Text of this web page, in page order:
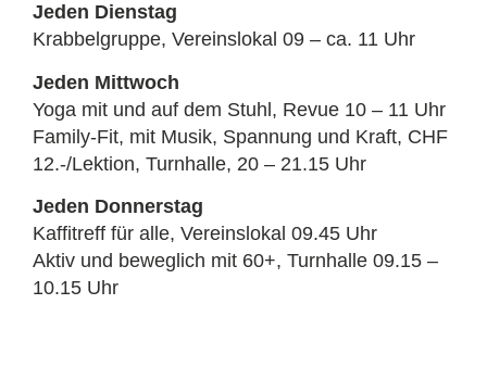
Jeden Dienstag
Krabbelgruppe, Vereinslokal 09 – ca. 11 Uhr
Jeden Mittwoch
Yoga mit und auf dem Stuhl, Revue 10 – 11 Uhr
Family-Fit, mit Musik, Spannung und Kraft, CHF
12.-/Lektion, Turnhalle, 20 – 21.15 Uhr
Jeden Donnerstag
Kaffitreff für alle, Vereinslokal 09.45 Uhr
Aktiv und beweglich mit 60+, Turnhalle 09.15 –
10.15 Uhr